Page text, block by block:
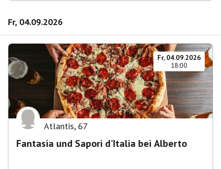
Fr, 04.09.2026
Fr, 04.09.2026
18:00
Atlantis, 67
Fantasia und Sapori d'Italia bei Alberto